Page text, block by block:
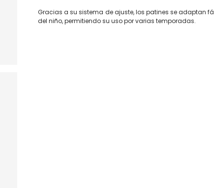
Gracias a su sistema de ajuste, los patines se adaptan
del niño, permitiendo su uso por varias temporadas.